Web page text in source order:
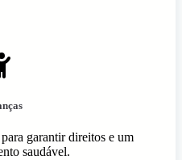
garantir direitos e um
saudável.